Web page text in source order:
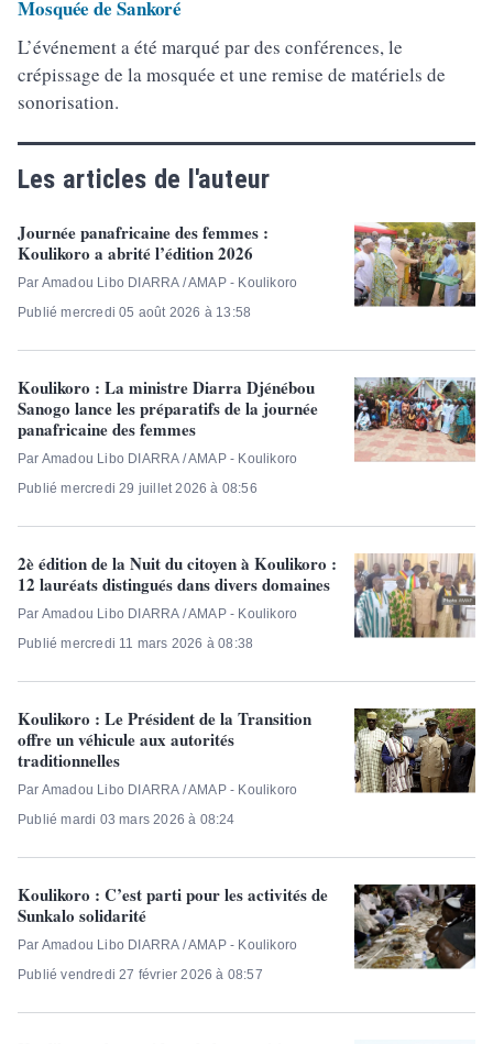
Mosquée de Sankoré
L’événement a été marqué par des conférences, le
crépissage de la mosquée et une remise de matériels de
sonorisation.
Les articles de l'auteur
Journée panafricaine des femmes :
Koulikoro a abrité l’édition 2026
Par Amadou Libo DIARRA / AMAP - Koulikoro
Publié mercredi 05 août 2026 à 13:58
Koulikoro : La ministre Diarra Djénébou
Sanogo lance les préparatifs de la journée
panafricaine des femmes
Par Amadou Libo DIARRA / AMAP - Koulikoro
Publié mercredi 29 juillet 2026 à 08:56
2è édition de la Nuit du citoyen à Koulikoro :
12 lauréats distingués dans divers domaines
Par Amadou Libo DIARRA / AMAP - Koulikoro
Publié mercredi 11 mars 2026 à 08:38
Koulikoro : Le Président de la Transition
offre un véhicule aux autorités
traditionnelles
Par Amadou Libo DIARRA / AMAP - Koulikoro
Publié mardi 03 mars 2026 à 08:24
Koulikoro : C’est parti pour les activités de
Sunkalo solidarité
Par Amadou Libo DIARRA / AMAP - Koulikoro
Publié vendredi 27 février 2026 à 08:57